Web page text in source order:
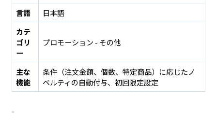
言語
日本語
カテ
ゴリ
ー
プロモーション - その他
主な
機能
条件（注文金額、個数、特定商品）に応じたノ
ベルティの自動付与、初回限定設定